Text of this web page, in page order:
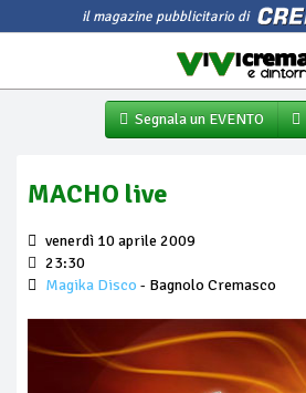
il magazine pubblicitario di
Segnala un EVENTO
MACHO live
venerdì 10 aprile 2009
23:30
Magika Disco - Bagnolo Cremasco